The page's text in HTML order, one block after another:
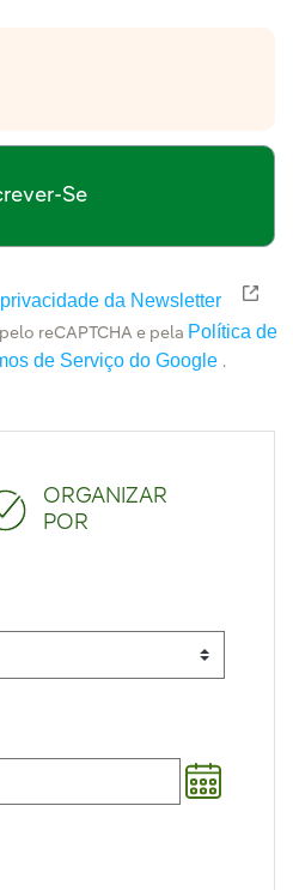
ORGANIZAR
POR
Se
da Newsletter Link
reCAPTCHA e pela Política de
de Serviço do Google .